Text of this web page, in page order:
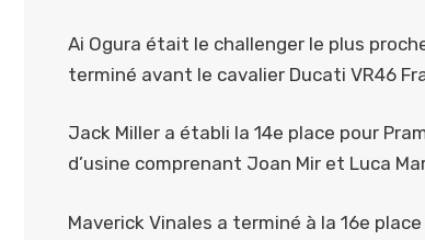
Ai Ogura était le challenger le plus
terminé avant le cavalier Ducati VR46
Jack Miller a établi la 14e place pour
d’usine comprenant Joan Mir et Luca
Maverick Vinales a terminé à la 16e